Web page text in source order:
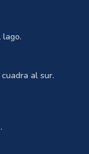
lago.
al sur.